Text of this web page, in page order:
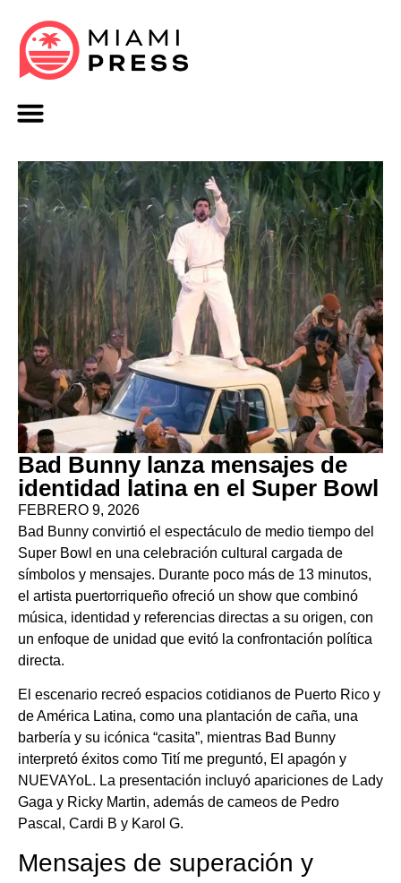
Bad Bunny lanza mensajes de
identidad latina en el Super Bowl
FEBRERO 9, 2026
Bad Bunny convirtió el espectáculo de medio tiempo del
Super Bowl en una celebración cultural cargada de
símbolos y mensajes. Durante poco más de 13 minutos,
el artista puertorriqueño ofreció un show que combinó
música, identidad y referencias directas a su origen, con
un enfoque de unidad que evitó la confrontación política
directa.
El escenario recreó espacios cotidianos de Puerto Rico y
de América Latina, como una plantación de caña, una
barbería y su icónica “casita”, mientras Bad Bunny
interpretó éxitos como Tití me preguntó, El apagón y
NUEVAYoL. La presentación incluyó apariciones de Lady
Gaga y Ricky Martin, además de cameos de Pedro
Pascal, Cardi B y Karol G.
Mensajes de superación y